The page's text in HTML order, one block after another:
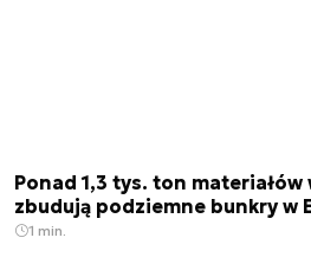
Ponad 1,3 tys. ton materiałów
zbudują podziemne bunkry w
1 min.